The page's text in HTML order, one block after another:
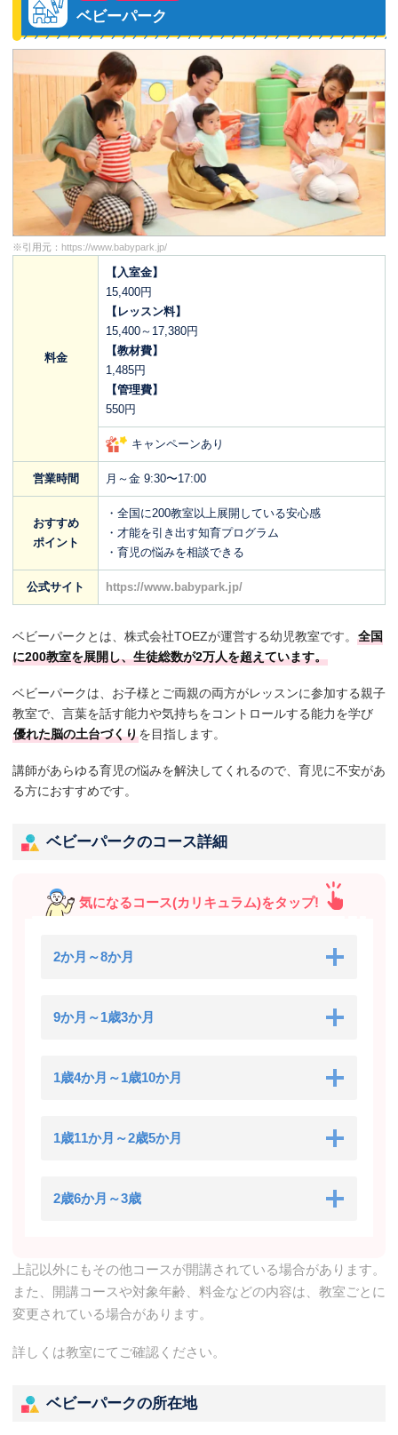
ベビーパーク
※引用元： https://www.babypark.jp/
料金
【入室金】
15,400円
【レッスン料】
15,400～17,380円
【教材費】
1,485円
【管理費】
550円
キャンペーンあり
営業時間 月～金 9:30〜17:00
おすすめ
ポイント
・全国に200教室以上展開している安心感
・才能を引き出す知育プログラム
・育児の悩みを相談できる
公式サイト https://www.babypark.jp/
ベビーパークとは、株式会社TOEZが運営する幼児教室です。 全国
に200教室を展開し、生徒総数が2万人を超えています。
ベビーパークは、お子様とご両親の両方がレッスンに参加する親子
教室で、言葉を話す能力や気持ちをコントロールする能力を学び
優れた脳の土台づくりを目指します。
講師があらゆる育児の悩みを解決してくれるので、育児に不安があ
る方におすすめです。
ベビーパークのコース詳細
気になるコース(カリキュラム)をタップ!
2か月～8か月
9か月～1歳3か月
1歳4か月～1歳10か月
1歳11か月～2歳5か月
2歳6か月～3歳
上記以外にもその他コースが開講されている場合があります。
また、開講コースや対象年齢、料金などの内容は、教室ごとに
変更されている場合があります。
詳しくは教室にてご確認ください。
ベビーパークの所在地